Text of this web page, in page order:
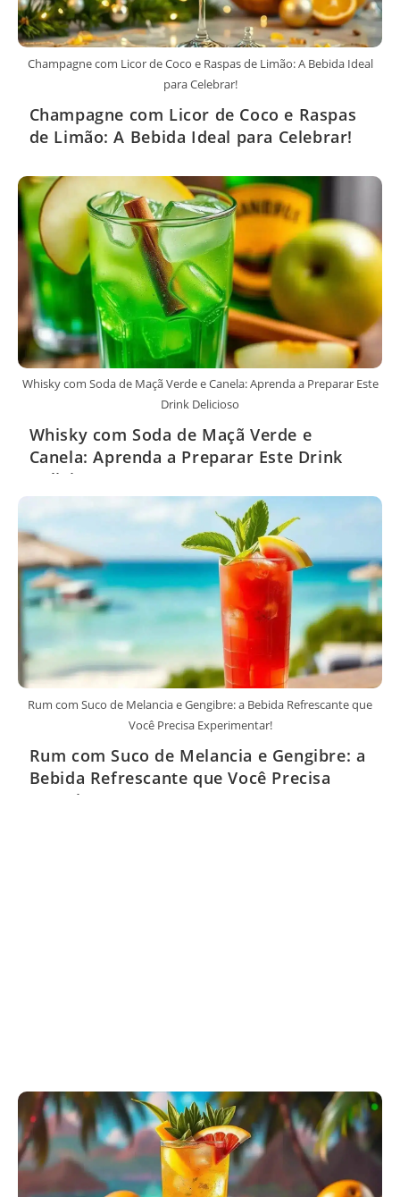
Champagne com Licor de Coco e Raspas de Limão: A Bebida Ideal
para Celebrar!
Champagne com Licor de Coco e Raspas
de Limão: A Bebida Ideal para Celebrar!
Whisky com Soda de Maçã Verde e Canela: Aprenda a Preparar Este
Drink Delicioso
Whisky com Soda de Maçã Verde e
Canela: Aprenda a Preparar Este Drink
Delicioso
Rum com Suco de Melancia e Gengibre: a Bebida Refrescante que
Você Precisa Experimentar!
Rum com Suco de Melancia e Gengibre: a
Bebida Refrescante que Você Precisa
Experimentar!